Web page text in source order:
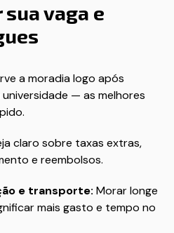
vaga e
a moradia logo após
— as melhores
claro sobre taxas extras,
e reembolsos.
e transporte: Morar longe
mais gasto e tempo no